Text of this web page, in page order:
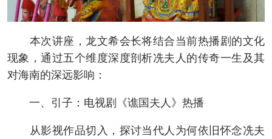
本次讲座，龙文希会长将结合当前热播剧的文化
现象，通过五个维度深度剖析冼夫人的传奇一生及其
对海南的深远影响：
一、引子：电视剧《谯国夫人》热播
从影视作品切入，探讨当代人为何依旧怀念冼夫